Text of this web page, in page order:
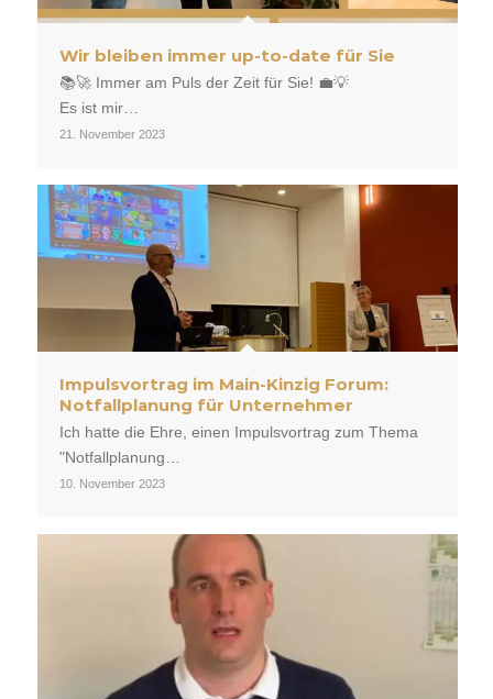
Wir bleiben immer up-to-date für Sie
📚🚀 Immer am Puls der Zeit für Sie! 💼💡
Es ist mir…
21. November 2023
Impulsvortrag im Main-Kinzig Forum:
Notfallplanung für Unternehmer
Ich hatte die Ehre, einen Impulsvortrag zum Thema
"Notfallplanung…
10. November 2023